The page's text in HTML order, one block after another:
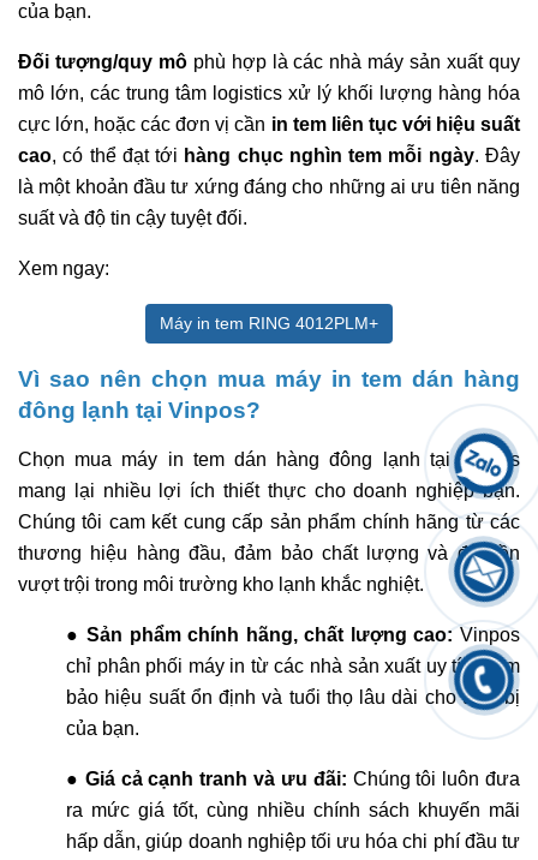
của bạn.
Đối tượng/quy môphù hợp là các nhà máy sản xuất quy
mô lớn, các trung tâm logistics xử lý khối lượng hàng hóa
cực lớn, hoặc các đơn vị cần in tem liên tục với hiệu suất
cao, có thể đạt tới hàng chục nghìn tem mỗi ngày. Đây
là một khoản đầu tư xứng đáng cho những ai ưu tiên năng
suất và độ tin cậy tuyệt đối.
Xem ngay:
Máy in tem RING 4012PLM+
Vì sao nên chọn mua máy in tem dán hàng
đông lạnh tại Vinpos?
Chọn mua máy in tem dán hàng đông lạnh tại Vinpos
mang lại nhiều lợi ích thiết thực cho doanh nghiệp bạn.
Chúng tôi cam kết cung cấp sản phẩm chính hãng từ các
thương hiệu hàng đầu, đảm bảo chất lượng và độ bền
vượt trội trong môi trường kho lạnh khắc nghiệt.
●Sản phẩm chính hãng, chất lượng cao:Vinpos
chỉ phân phối máy in từ các nhà sản xuất uy tín, đảm
bảo hiệu suất ổn định và tuổi thọ lâu dài cho thiết bị
của bạn.
● Giá cả cạnh tranh và ưu đãi: Chúng tôi luôn đưa
ra mức giá tốt, cùng nhiều chính sách khuyến mãi
hấp dẫn, giúp doanh nghiệp tối ưu hóa chi phí đầu tư